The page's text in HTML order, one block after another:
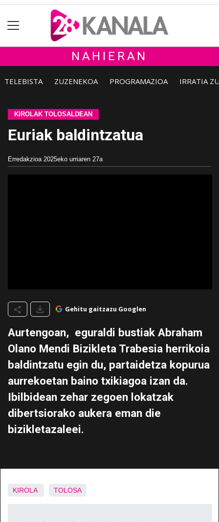
NAHIERAN
TELEBISTA ZUZENEKOA PROGRAMAZIOA IRRATIA
KIROLAK TOLOSALDEAN
Euriak baldintzatua
Erredakzioa 2025eko urriaren 27a
Gehitu gaitzazu Googlen
Aurtengoan, eguraldi bustiak Abraham
Olano Mendi Bizikleta Trabesia herrikoia
baldintzatu egin du, partaidetza kopurua
aurrekoetan baino txikiagoa izan da.
Ibilbidean zehar zegoen lokatzak
dibertsiorako aukera eman die
bizikletazaleei.
KIROLA TOLOSA